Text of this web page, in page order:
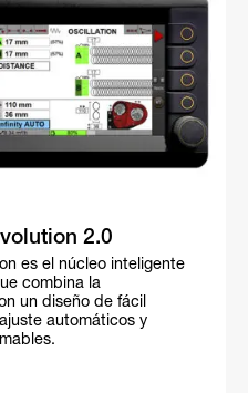
2.0
es el núcleo inteligente
combina la
un diseño de fácil
automáticos y